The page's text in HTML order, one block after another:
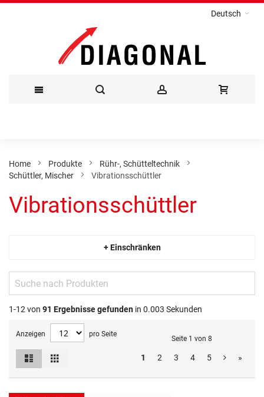
Deutsch
Inhalt
Home Produkte
Rühr-, Schütteltechnik
Schüttler, Mischer
Vibrationsschüttler
Vibrationsschüttler
+ Einschränken
1-12 von 91 Ergebnisse gefunden in 0.003 Sekunden
Anzeigen pro Seite
Seite 1 von 8
1 2 3 4 5 »
Ansicht
als